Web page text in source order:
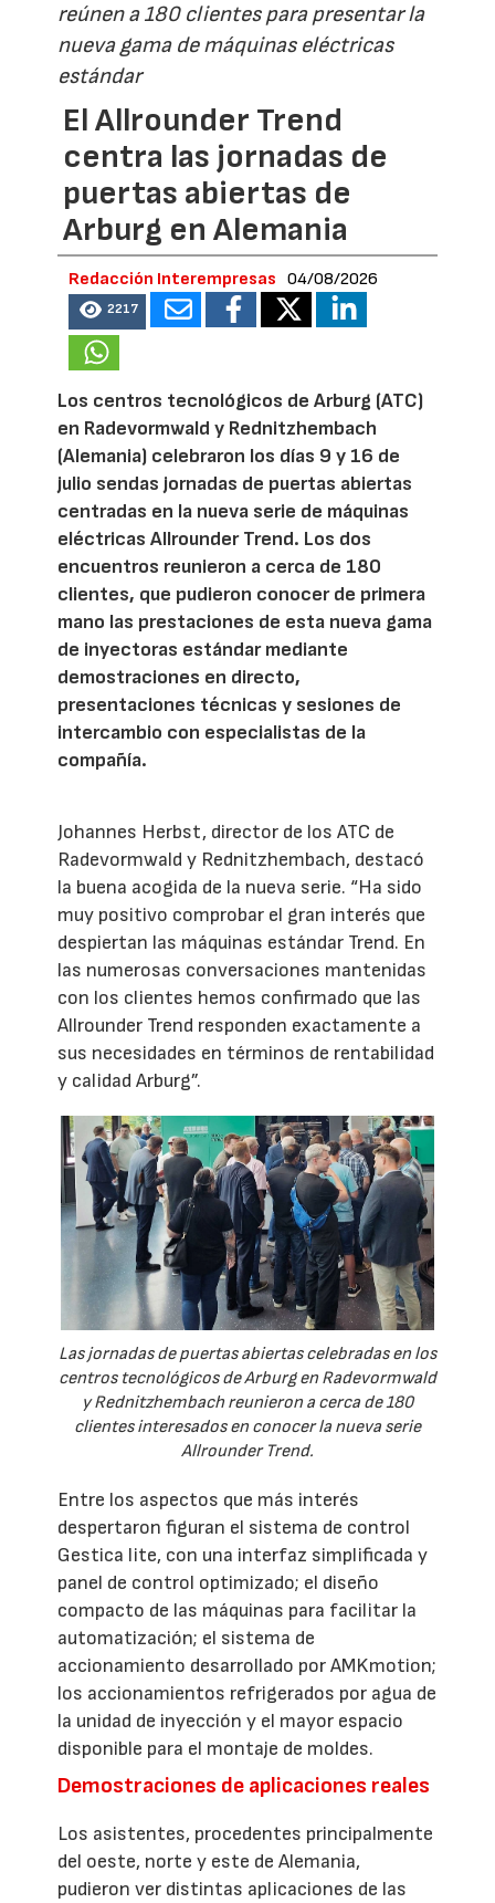
reúnen a 180 clientes para presentar la
nueva gama de máquinas eléctricas
estándar
El Allrounder Trend
centra las jornadas de
puertas abiertas de
Arburg en Alemania
Redacción Interempresas 04/08/2026
2217
Los centros tecnológicos de Arburg (ATC)
en Radevormwald y Rednitzhembach
(Alemania) celebraron los días 9 y 16 de
julio sendas jornadas de puertas abiertas
centradas en la nueva serie de máquinas
eléctricas Allrounder Trend. Los dos
encuentros reunieron a cerca de 180
clientes, que pudieron conocer de primera
mano las prestaciones de esta nueva gama
de inyectoras estándar mediante
demostraciones en directo,
presentaciones técnicas y sesiones de
intercambio con especialistas de la
compañía.
Johannes Herbst, director de los ATC de
Radevormwald y Rednitzhembach, destacó
la buena acogida de la nueva serie. “Ha sido
muy positivo comprobar el gran interés que
despiertan las máquinas estándar Trend. En
las numerosas conversaciones mantenidas
con los clientes hemos confirmado que las
Allrounder Trend responden exactamente a
sus necesidades en términos de rentabilidad
y calidad Arburg”.
Las jornadas de puertas abiertas celebradas en los
centros tecnológicos de Arburg en Radevormwald
y Rednitzhembach reunieron a cerca de 180
clientes interesados en conocer la nueva serie
Allrounder Trend.
Entre los aspectos que más interés
despertaron figuran el sistema de control
Gestica lite, con una interfaz simplificada y
panel de control optimizado; el diseño
compacto de las máquinas para facilitar la
automatización; el sistema de
accionamiento desarrollado por AMKmotion;
los accionamientos refrigerados por agua de
la unidad de inyección y el mayor espacio
disponible para el montaje de moldes.
Demostraciones de aplicaciones reales
Los asistentes, procedentes principalmente
del oeste, norte y este de Alemania,
pudieron ver distintas aplicaciones de las